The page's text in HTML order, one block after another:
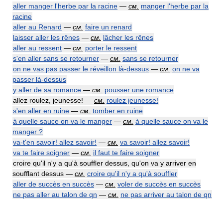
aller manger l'herbe par la racine — см. manger l'herbe par la
racine
aller au Renard — см. faire un renard
laisser aller les rênes — см. lâcher les rênes
aller au ressent — см. porter le ressent
s'en aller sans se retourner — см. sans se retourner
on ne vas pas passer le réveillon là-dessus — см. on ne va
passer là-dessus
y aller de sa romance — см. pousser une romance
allez roulez, jeunesse! — см. roulez jeunesse!
s'en aller en ruine — см. tomber en ruine
à quelle sauce on va le manger — см. à quelle sauce on va le
manger ?
va-t'en savoir! allez savoir! — см. va savoir! allez savoir!
va te faire soigner — см. il faut te faire soigner
croire qu'il n'y a qu'à souffler dessus, qu'on va y arriver en
soufflant dessus — см. croire qu'il n'y a qu'à souffler
aller de succès en succès — см. voler de succès en succès
ne pas aller au talon de qn — см. ne pas arriver au talon de qn